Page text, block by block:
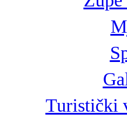
Turistički